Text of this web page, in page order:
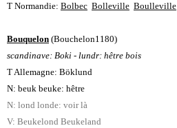
T Normandie: Bolbec Bolleville Boulleville
Bouquelon (Bouchelon1180)
scandinave: Boki - lundr: hêtre bois
T Allemagne: Böklund
N: beuk beuke: hêtre
N: lond londe: voir là
V: Beukelond Beukeland